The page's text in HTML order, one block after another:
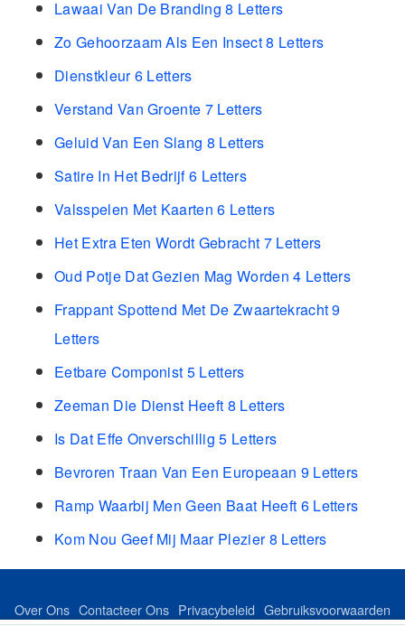
Lawaai Van De Branding 8 Letters
Zo Gehoorzaam Als Een Insect 8 Letters
Dienstkleur 6 Letters
Verstand Van Groente 7 Letters
Geluid Van Een Slang 8 Letters
Satire In Het Bedrijf 6 Letters
Valsspelen Met Kaarten 6 Letters
Het Extra Eten Wordt Gebracht 7 Letters
Oud Potje Dat Gezien Mag Worden 4 Letters
Frappant Spottend Met De Zwaartekracht 9
Letters
Eetbare Componist 5 Letters
Zeeman Die Dienst Heeft 8 Letters
Is Dat Effe Onverschillig 5 Letters
Bevroren Traan Van Een Europeaan 9 Letters
Ramp Waarbij Men Geen Baat Heeft 6 Letters
Kom Nou Geef Mij Maar Plezier 8 Letters
Over Ons Contacteer Ons Privacybeleid Gebruiksvoorwaarden